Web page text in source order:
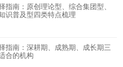
指南：原创理论型、综合集团型、
识普及型四类特点梳理
指南：深耕期、成熟期、成长期三
合的机构